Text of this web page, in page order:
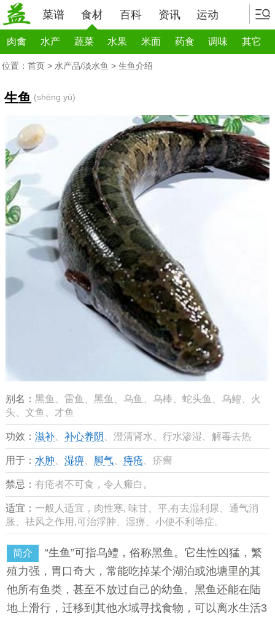
菜谱 食材 百科 资讯 运动
肉禽 水产 蔬菜 水果 米面 药食 调味 其它
位置： 首页 > 水产品/淡水鱼 > 生鱼介绍
生鱼 (shēng yú)
别名： 黑鱼、雷鱼、黑鱼、乌鱼、乌棒、蛇头鱼、乌鳢、火
头、文鱼、才鱼
功效： 滋补、 补心养阴 、澄清肾水、行水渗湿、解毒去热
用于： 水肿 湿痹、 脚气、 痔疮 、疥癣
禁忌： 有疮者不可食，令人瘢白。
适宜： 一般人适宜，肉性寒, 味甘、平,有去湿利尿、通气消
胀、祛风之作用,可治浮肿、湿痹、小便不利等症。
简介
“生鱼”可指乌鳢，俗称黑鱼。它生性凶猛，繁
殖力强，胃口奇大，常能吃掉某个湖泊或池塘里的其
他所有鱼类，甚至不放过自己的幼鱼。黑鱼还能在陆
地上滑行，迁移到其他水域寻找食物，可以离水生活3